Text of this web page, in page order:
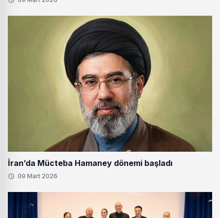
İran’da Mücteba Hamaney dönemi başladı
09 Mart 2026